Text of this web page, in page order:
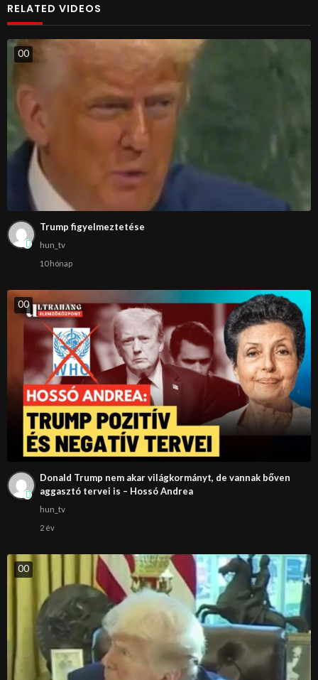
RELATED VIDEOS
00
Trump figyelmeztetése
hun_tv
10 hónap
00
Donald Trump nem akar világkormányt, de vannak bőven
aggasztó tervei is – Hossó Andrea
hun_tv
2 év
00